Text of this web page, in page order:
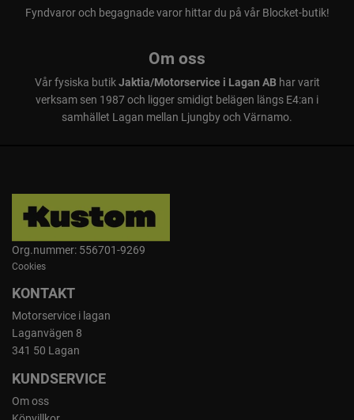
Fyndvaror och begagnade varor hittar du på vår Blocket-butik!
Om oss
Vår fysiska butikJaktia/Motorservice i Lagan ABhar varit
verksam sen 1987 och ligger smidigt belägen längs E4:an i
samhället Lagan mellan Ljungby och Värnamo.
Org.nummer: 556701-9269
Cookies
KONTAKT
Motorservice i lagan
Laganvägen 8
341 50 Lagan
KUNDSERVICE
Om oss